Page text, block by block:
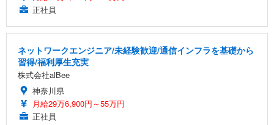
正社員
ネットワークエンジニア/未経験歓迎/通信インフラを基礎から
習得/福利厚生充実
株式会社alBee
神奈川県
月給29万6,900円～55万円
正社員